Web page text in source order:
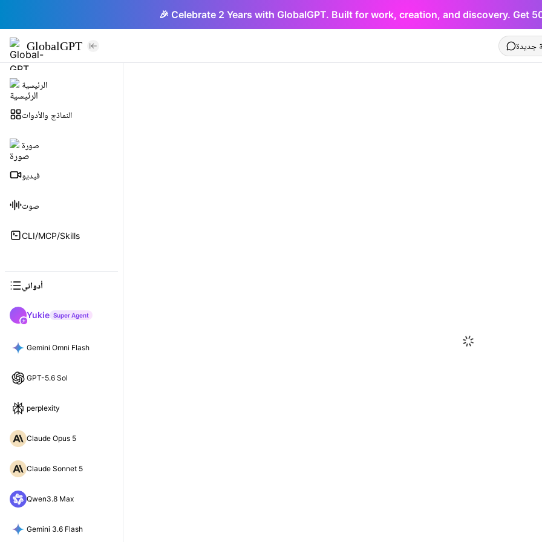
🎉 Celebrate 2 Years with GlobalGPT. Built for work, creation, and discovery. Get
GlobalGPT
الرئيسية
النماذج والأدوات
صورة
فيديو
صوت
CLI/MCP/Skills
أدواتي
Yukie Super Agent
Gemini Omni Flash
GPT-5.6 Sol
perplexity
Claude Opus 5
Claude Sonnet 5
Qwen3.8 Max
Gemini 3.6 Flash
جديدة